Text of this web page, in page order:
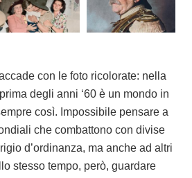
con le foto ricolorate: nella
degli anni ‘60 è un mondo in
così. Impossibile pensare a
che combattono con divise
d’ordinanza, ma anche ad altri
stesso tempo, però, guardare